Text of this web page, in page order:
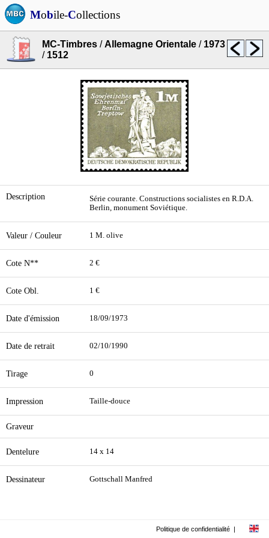
Mobile-Collections
MC-Timbres /Allemagne Orientale / 1973
/ 1512
Description
Série courante. Constructions socialistes en R.D.A.
Berlin, monument Soviétique.
Valeur / Couleur 1 M. olive
Cote N** 2 €
Cote Obl. 1 €
Date d'émission 18/09/1973
Date de retrait 02/10/1990
Tirage 0
Impression Taille-douce
Graveur
Dentelure 14 x 14
Dessinateur Gottschall Manfred
Politique de confidentialité |